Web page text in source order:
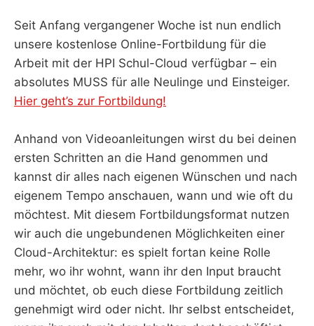
Seit Anfang vergangener Woche ist nun endlich
unsere kostenlose Online-Fortbildung für die
Arbeit mit der HPI Schul-Cloud verfügbar – ein
absolutes MUSS für alle Neulinge und Einsteiger.
Hier geht’s zur Fortbildung!
Anhand von Videoanleitungen wirst du bei deinen
ersten Schritten an die Hand genommen und
kannst dir alles nach eigenen Wünschen und nach
eigenem Tempo anschauen, wann und wie oft du
möchtest. Mit diesem Fortbildungsformat nutzen
wir auch die ungebundenen Möglichkeiten einer
Cloud-Architektur: es spielt fortan keine Rolle
mehr, wo ihr wohnt, wann ihr den Input braucht
und möchtet, ob euch diese Fortbildung zeitlich
genehmigt wird oder nicht. Ihr selbst entscheidet,